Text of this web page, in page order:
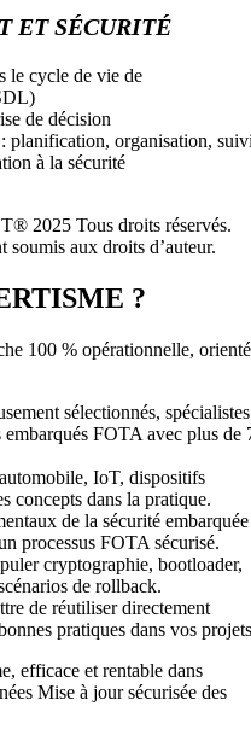
ET SÉCURITÉ
le cycle de vie de
de décision
planification, organisation,
à la sécurité
2025 Tous droits réservés.
soumis aux droits d’auteur.
?
100 % opérationnelle,
sélectionnés, spécialistes
FOTA avec plus de
IoT, dispositifs
concepts dans la pratique.
de la sécurité embarquée
processus FOTA sécurisé.
cryptographie, bootloader,
de rollback.
de réutiliser directement
pratiques dans vos
efficace et rentable dans
Mise à jour sécurisée des